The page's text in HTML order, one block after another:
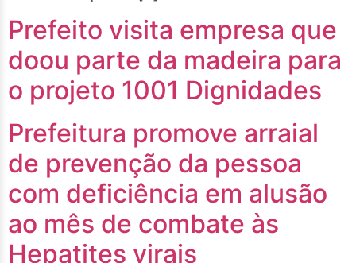
Prefeito visita empresa que
doou parte da madeira para
o projeto 1001 Dignidades
Prefeitura promove arraial
de prevenção da pessoa
com deficiência em alusão
ao mês de combate às
Hepatites virais